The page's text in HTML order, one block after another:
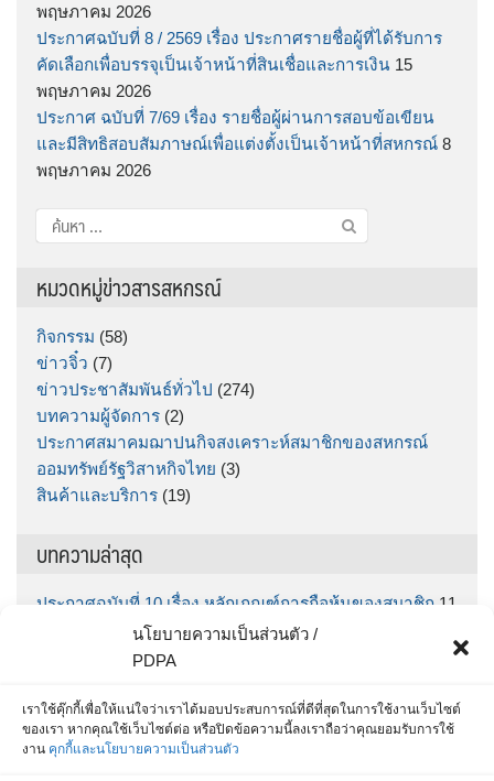
นโยบายความเป็นส่วนตัว /
PDPA
เราใช้คุ๊กกี้เพื่อให้แน่ใจว่าเราได้มอบประสบการณ์ที่ดีที่สุดในการใช้งานเว็บไซต์
ของเรา หากคุณใช้เว็บไซต์ต่อ หรือปิดข้อความนี้ลงเราถือว่าคุณยอมรับการใช้
งาน คุกกี้และนโยบายความเป็นส่วนตัว
พฤษภาคม 2026
ประกาศฉบับที่ 8 / 2569 เรื่อง ประกาศรายชื่อผู้ที่ได้รับการ
คัดเลือกเพื่อบรรจุเป็นเจ้าหน้าที่สินเชื่อและการเงิน 15
พฤษภาคม 2026
ประกาศ ฉบับที่ 7/69 เรื่อง รายชื่อผู้ผ่านการสอบข้อเขียน
และมีสิทธิสอบสัมภาษณ์เพื่อแต่งตั้งเป็นเจ้าหน้าที่สหกรณ์ 8
พฤษภาคม 2026
ค้นหา
สำหรับ:
หมวดหมู่ข่าวสารสหกรณ์
กิจกรรม (58)
ข่าวจิ๋ว (7)
ข่าวประชาสัมพันธ์ทั่วไป (274)
บทความผู้จัดการ (2)
ประกาศสมาคมฌาปนกิจสงเคราะห์สมาชิกของสหกรณ์
ออมทรัพย์รัฐวิสาหกิจไทย (3)
สินค้าและบริการ (19)
บทความล่าสุด
ประกาศฉบับที่ 10 เรื่อง หลักเกณฑ์การถือหุ้นของสมาชิก 11
มิถุนายน 2026
ประกาศฉบับที่ 9 เรื่อง กำหนดรับฝากเงินออมทรัพย์พิเศษ
30 มิถุนายน 2569 5 มิถุนายน 2026
สำหรับสมาชิก สส.ชสอ โหลด App เลย รู้หมดทุกเรื่อง 25
พฤษภาคม 2026